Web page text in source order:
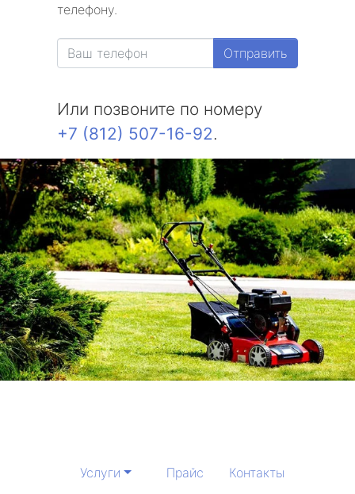
телефону.
Отправить
Или позвоните по номеру
+7 (812) 507-16-92.
Услуги Прайс Контакты